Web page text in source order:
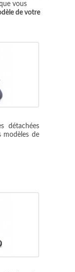
vous
de votre
détachées
modèles de